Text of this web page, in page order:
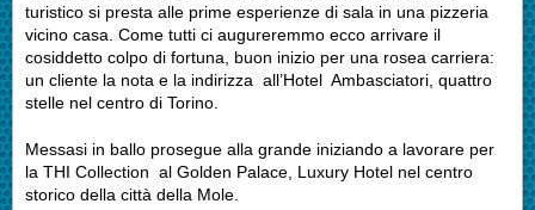
turistico si presta alle prime esperienze di sala in una pizzeria
vicino casa. Come tutti ci augureremmo ecco arrivare il
cosiddetto colpo di fortuna, buon inizio per una rosea carriera:
un cliente la nota e la indirizza all’Hotel Ambasciatori, quattro
stelle nel centro di Torino.
Messasi in ballo prosegue alla grande iniziando a lavorare per
la THI Collection al Golden Palace, Luxury Hotel nel centro
storico della città della Mole.